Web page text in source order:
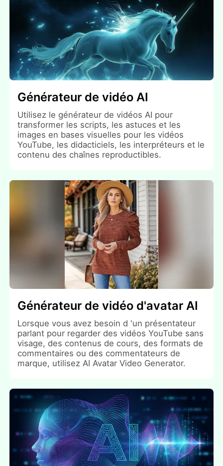
Générateur de vidéo AI
Utilisez le générateur de vidéos AI pour
transformer les scripts, les astuces et les
images en bases visuelles pour les vidéos
YouTube, les didacticiels, les interpréteurs et le
contenu des chaînes reproductibles.
Générateur de vidéo d'avatar AI
Lorsque vous avez besoin d 'un présentateur
parlant pour regarder des vidéos YouTube sans
visage, des contenus de cours, des formats de
commentaires ou des commentateurs de
marque, utilisez AI Avatar Video Generator.